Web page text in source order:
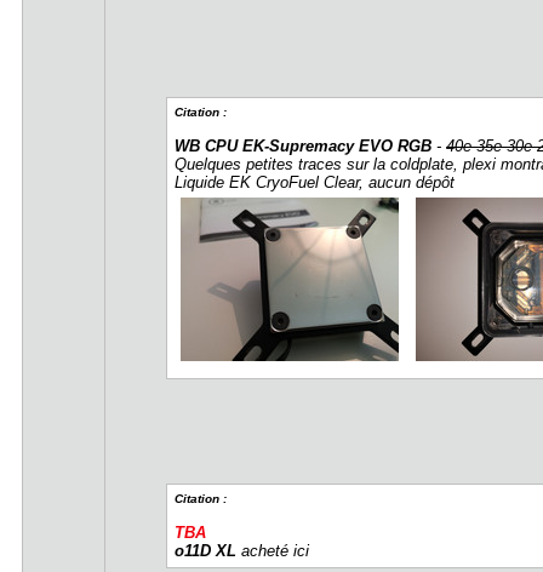
Citation :
WB CPU EK-Supremacy EVO RGB -40e 35e 30e
Quelques petites traces sur la coldplate, plexi
Liquide EK CryoFuel Clear, aucun dépôt
Citation :
TBA
o11D XL acheté ici